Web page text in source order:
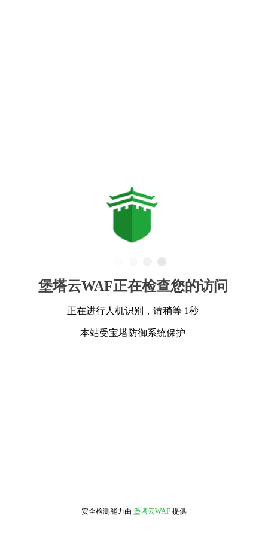
堡塔云WAF正在检查您的访问
正在进行人机识别，请稍等 1秒
本站受宝塔防御系统保护
安全检测能力由 堡塔云WAF 提供